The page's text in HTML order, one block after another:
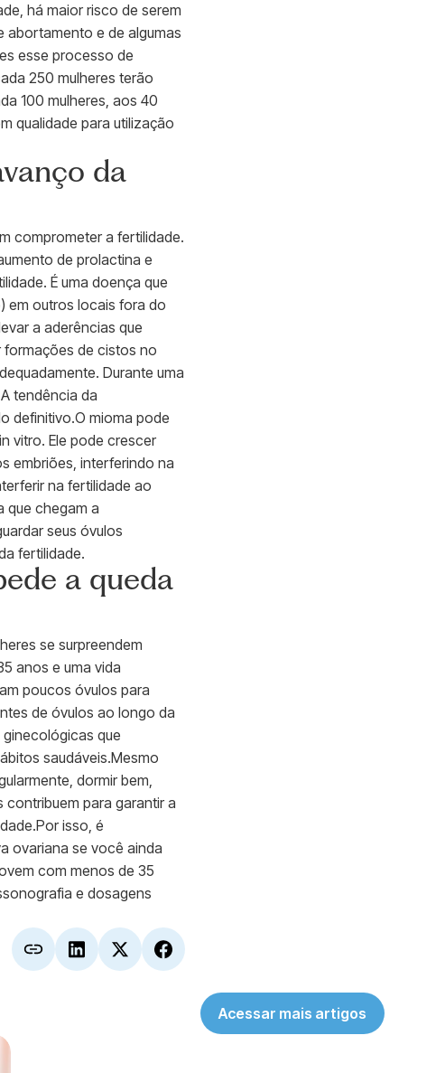
há maior risco de serem
abortamento e de algumas
esse processo de
250 mulheres terão
100 mulheres, aos 40
qualidade para utilização
da
comprometer a fertilidade.
de prolactina e
É uma doença que
em outros locais fora do
a aderências que
formações de cistos no
Durante uma
tendência da
definitivo.O mioma pode
vitro. Ele pode crescer
embriões, interferindo na
na fertilidade ao
que chegam a
seus óvulos
fertilidade.
a queda
se surpreendem
anos e uma vida
poucos óvulos para
de óvulos ao longo da
que
saudáveis.Mesmo
dormir bem,
para garantir a
isso, é
ovariana se você ainda
com menos de 35
e dosagens
Acessar mais artigos